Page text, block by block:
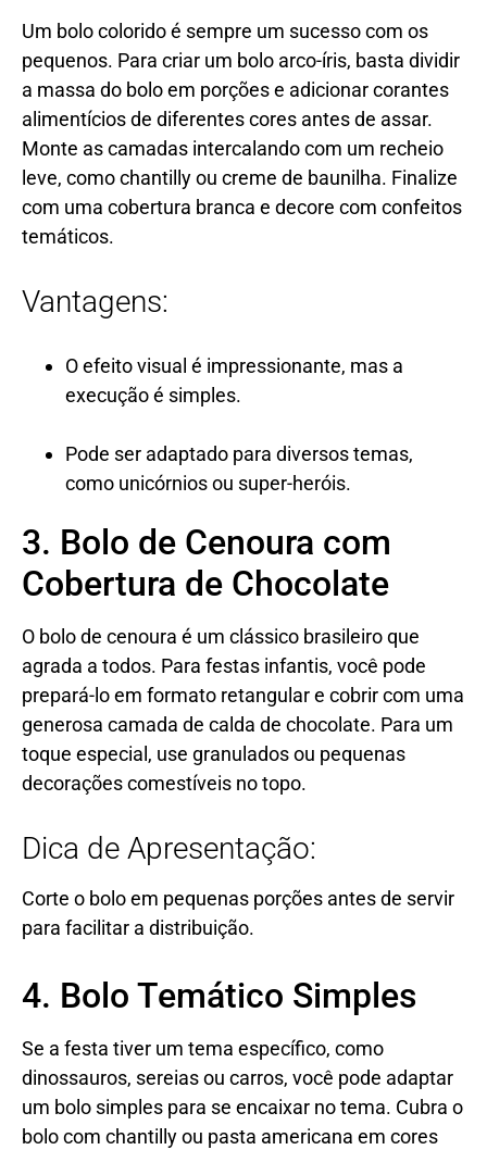
Um bolo colorido é sempre um sucesso com os
pequenos. Para criar um bolo arco-íris, basta dividir
a massa do bolo em porções e adicionar corantes
alimentícios de diferentes cores antes de assar.
Monte as camadas intercalando com um recheio
leve, como chantilly ou creme de baunilha. Finalize
com uma cobertura branca e decore com confeitos
temáticos.
Vantagens:
O efeito visual é impressionante, mas a
execução é simples.
Pode ser adaptado para diversos temas,
como unicórnios ou super-heróis.
3. Bolo de Cenoura com
Cobertura de Chocolate
O bolo de cenoura é um clássico brasileiro que
agrada a todos. Para festas infantis, você pode
prepará-lo em formato retangular e cobrir com uma
generosa camada de calda de chocolate. Para um
toque especial, use granulados ou pequenas
decorações comestíveis no topo.
Dica de Apresentação:
Corte o bolo em pequenas porções antes de servir
para facilitar a distribuição.
4. Bolo Temático Simples
Se a festa tiver um tema específico, como
dinossauros, sereias ou carros, você pode adaptar
um bolo simples para se encaixar no tema. Cubra o
bolo com chantilly ou pasta americana em cores